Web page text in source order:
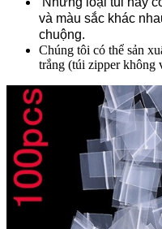
và màu sắc khác
chuộng.
Chúng tôi có thể sản
trắng (túi zipper không